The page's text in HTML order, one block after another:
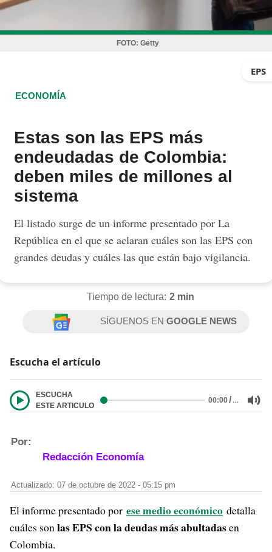
FOTO: Getty
EPS
ECONOMÍA
Estas son las EPS más
endeudadas de Colombia:
deben miles de millones al
sistema
El listado surge de un informe presentado por La
República en el que se aclaran cuáles son las EPS con
grandes deudas y cuáles las que están bajo vigilancia.
Tiempo de lectura: 2 min
SÍGUENOS ENGOOGLE NEWS
Escucha el artículo
ESCUCHA
ESTE ARTICULO
00:00/…
Por:
Redacción Economía
Actualizado: 07 de octubre de 2022 - 05:15 pm
El informe presentado por ese medio económico detalla
cuáles sonlas EPS con la deudas más abultadasen
Colombia.